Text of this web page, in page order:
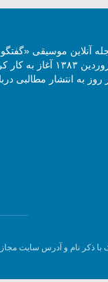
فروردین ۱۳۸۳
روز به انتشار مطالبی
با ذکر نام و آدرس سایت